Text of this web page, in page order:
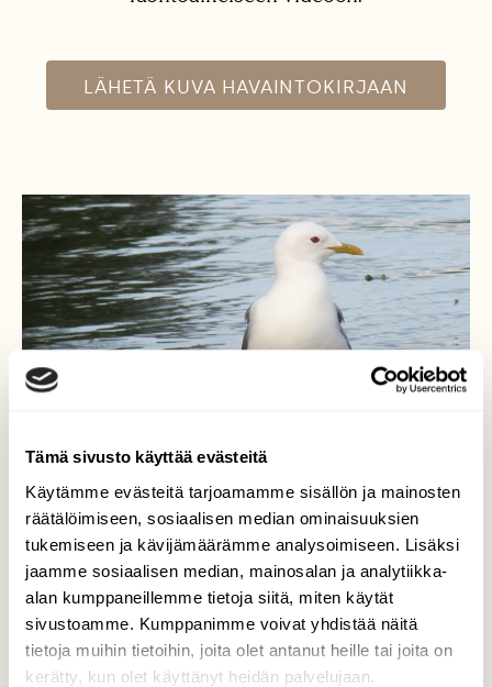
Tämä sivusto käyttää evästeitä
Käytämme evästeitä tarjoamamme sisällön ja mainosten
räätälöimiseen, sosiaalisen median ominaisuuksien
tukemiseen ja kävijämäärämme analysoimiseen. Lisäksi
jaamme sosiaalisen median, mainosalan ja analytiikka-
alan kumppaneillemme tietoja siitä, miten käytät
sivustoamme. Kumppanimme voivat yhdistää näitä
tietoja muihin tietoihin, joita olet antanut heille tai joita on
kerätty, kun olet käyttänyt heidän palvelujaan.
LÄHETÄ KUVA HAVAINTOKIRJAAN
harmaalokki tarkkana
Valokuvaaja: Jari Koljonen, Haapalahti,Jyskä
Syyskuun 9.